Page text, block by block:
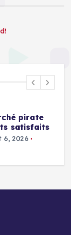
pirate
satisfaits
2026